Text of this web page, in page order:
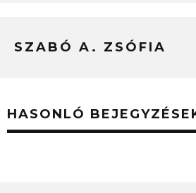
SZABÓ A. ZSÓFIA
HASONLÓ